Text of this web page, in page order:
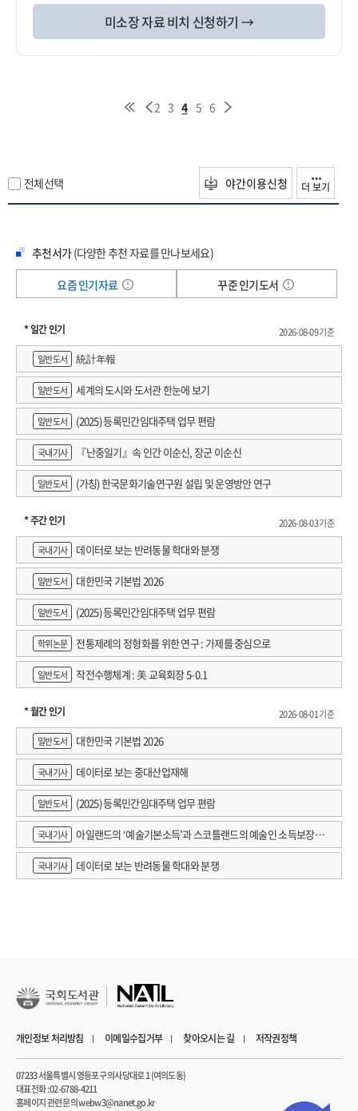
미소장 자료 비치 신청하기 →
2 3 4 5 6
전체선택 야간이용신청 더 보기
추천서가(다양한 추천 자료를 만나보세요)
요즘 인기자료
꾸준 인기도서
* 일간 인기
2026-08-09 기준
일반도서
統計年報
일반도서 세계의 도시와 도서관 한눈에 보기
일반도서 (2025) 등록민간임대주택 업무 편람
국내기사 『난중일기』속 인간 이순신, 장군 이순신
일반도서 (가칭) 한국문화기술연구원 설립 및 운영방안 연구
* 주간 인기
2026-08-03 기준
국내기사
데이터로 보는 반려동물 학대와 분쟁
일반도서 대한민국 기본법 2026
일반도서 (2025) 등록민간임대주택 업무 편람
학위논문 전통제례의 정형화를 위한 연구 : 가제를 중심으로
일반도서 작전수행체계 : 美 교육회장 5-0.1
* 월간 인기
2026-08-01 기준
일반도서
대한민국 기본법 2026
국내기사 데이터로 보는 중대산업재해
일반도서 (2025) 등록민간임대주택 업무 편람
국내기사
아일랜드의 ‘예술기본소득’과 스코틀랜드의 예술인 소득보장정
책 논의
국내기사 데이터로 보는 반려동물 학대와 분쟁
개인정보 처리방침 이메일수집거부 찾아오시는 길 저작권정책
07233 서울특별시 영등포구 의사당대로 1 (여의도동)
대표전화 : 02-6788-4211
홈페이지 관련 문의 webw3@nanet.go.kr